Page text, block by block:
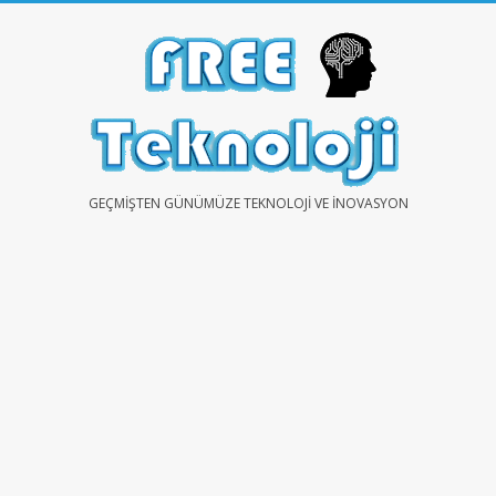
FREEGEÇMIŞTEN GÜNÜMÜZE TEKNOLOJI VE İNOVASYON